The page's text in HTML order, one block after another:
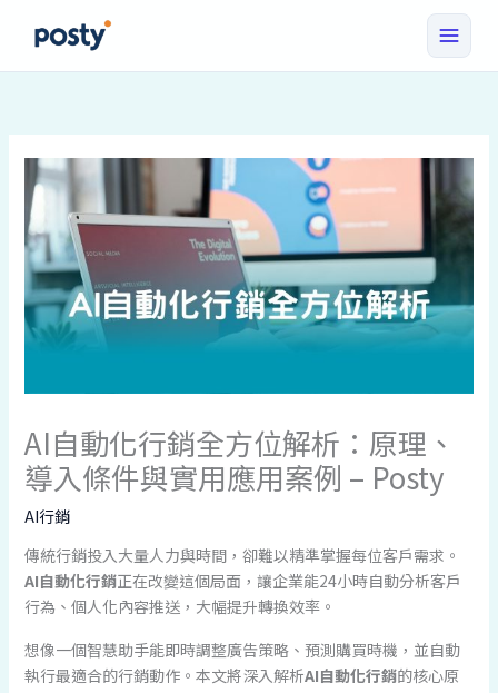
AI自動化行銷全方位解析：原理、
導入條件與實用應用案例 – Posty
AI行銷
傳統行銷投入大量人力與時間，卻難以精準掌握每位客戶需求。
AI自動化行銷正在改變這個局面，讓企業能24小時自動分析客戶
行為、個人化內容推送，大幅提升轉換效率。
想像一個智慧助手能即時調整廣告策略、預測購買時機，並自動
執行最適合的行銷動作。本文將深入解析AI自動化行銷的核心原